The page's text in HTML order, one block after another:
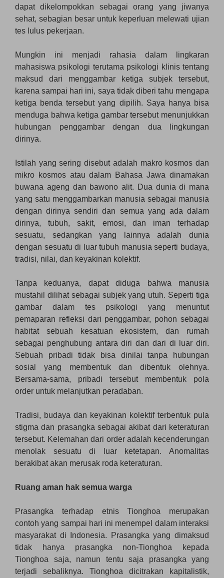
dapat dikelompokkan sebagai orang yang jiwanya
sehat, sebagian besar untuk keperluan melewati ujian
tes lulus pekerjaan.
Mungkin ini menjadi rahasia dalam lingkaran
mahasiswa psikologi terutama psikologi klinis tentang
maksud dari menggambar ketiga subjek tersebut,
karena sampai hari ini, saya tidak diberi tahu mengapa
ketiga benda tersebut yang dipilih. Saya hanya bisa
menduga bahwa ketiga gambar tersebut menunjukkan
hubungan penggambar dengan dua lingkungan
dirinya.
Istilah yang sering disebut adalah makro kosmos dan
mikro kosmos atau dalam Bahasa Jawa dinamakan
buwana ageng dan bawono alit. Dua dunia di mana
yang satu menggambarkan manusia sebagai manusia
dengan dirinya sendiri dan semua yang ada dalam
dirinya, tubuh, sakit, emosi, dan iman terhadap
sesuatu, sedangkan yang lainnya adalah dunia
dengan sesuatu di luar tubuh manusia seperti budaya,
tradisi, nilai, dan keyakinan kolektif.
Tanpa keduanya, dapat diduga bahwa manusia
mustahil dilihat sebagai subjek yang utuh. Seperti tiga
gambar dalam tes psikologi yang menuntut
pemaparan refleksi dari penggambar, pohon sebagai
habitat sebuah kesatuan ekosistem, dan rumah
sebagai penghubung antara diri dan dari di luar diri.
Sebuah pribadi tidak bisa dinilai tanpa hubungan
sosial yang membentuk dan dibentuk olehnya.
Bersama-sama, pribadi tersebut membentuk pola
order untuk melanjutkan peradaban.
Tradisi, budaya dan keyakinan kolektif terbentuk pula
stigma dan prasangka sebagai akibat dari keteraturan
tersebut. Kelemahan dari order adalah kecenderungan
menolak sesuatu di luar ketetapan. Anomalitas
berakibat akan merusak roda keteraturan.
Ruang aman hak semua warga
Prasangka terhadap etnis Tionghoa merupakan
contoh yang sampai hari ini menempel dalam interaksi
masyarakat di Indonesia. Prasangka yang dimaksud
tidak hanya prasangka non-Tionghoa kepada
Tionghoa saja, namun tentu saja prasangka yang
terjadi sebaliknya. Tionghoa dicitrakan kapitalistik,